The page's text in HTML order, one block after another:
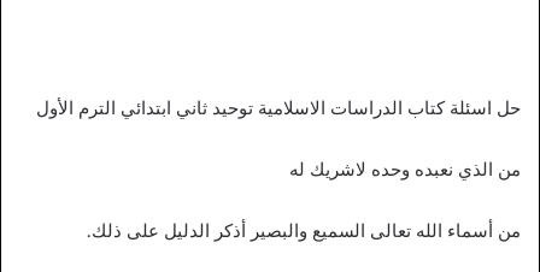
حل اسئلة كتاب الدراسات الاسلامية توحيد ثاني ابتدائي الترم الأول
من الذي نعبده وحده لاشريك له
من أسماء الله تعالى السميع والبصير أذكر الدليل على ذلك.